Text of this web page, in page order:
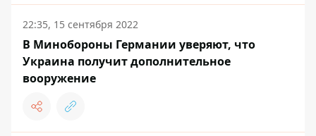
22:35, 15 сентября 2022
В Минобороны Германии уверяют, что
Украина получит дополнительное
вооружение